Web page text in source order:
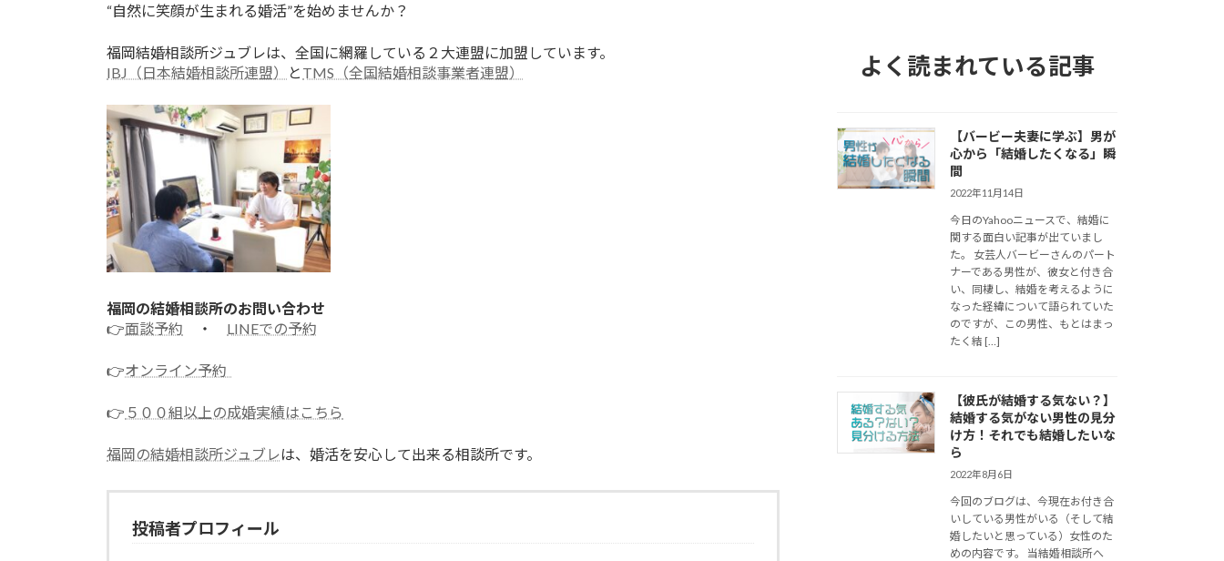
“自然に笑顔が生まれる婚活”を始めませんか？
福岡結婚相談所ジュブレは、全国に網羅している２大連盟に加盟しています。
IBJ（日本結婚相談所連盟）
と TMS（全国結婚相談事業者連盟）
福岡の結婚相談所のお問い合わせ
👉面談予約 ・ LINEでの予約
👉オンライン予約
👉 ５００組以上の成婚実績はこちら
福岡の結婚相談所ジュブレは、婚活を安心して出来る相談所です。
投稿者プロフィール
よく読まれている記事
【バービー夫妻に学ぶ】男が
心から「結婚したくなる」瞬
間
2022年11月14日
今日のYahooニュースで、結婚に
関する面白い記事が出ていまし
た。 女芸人バービーさんのパート
ナーである男性が、彼女と付き合
い、同棲し、結婚を考えるように
なった経緯について語られていた
のですが、この男性、もとはまっ
たく結 […]
【彼氏が結婚する気ない？】
結婚する気がない男性の見分
け方！それでも結婚したいな
ら
2022年8月6日
今回のブログは、今現在お付き合
いしている男性がいる（そして結
婚したいと思っている）女性のた
めの内容です。 当結婚相談所へ